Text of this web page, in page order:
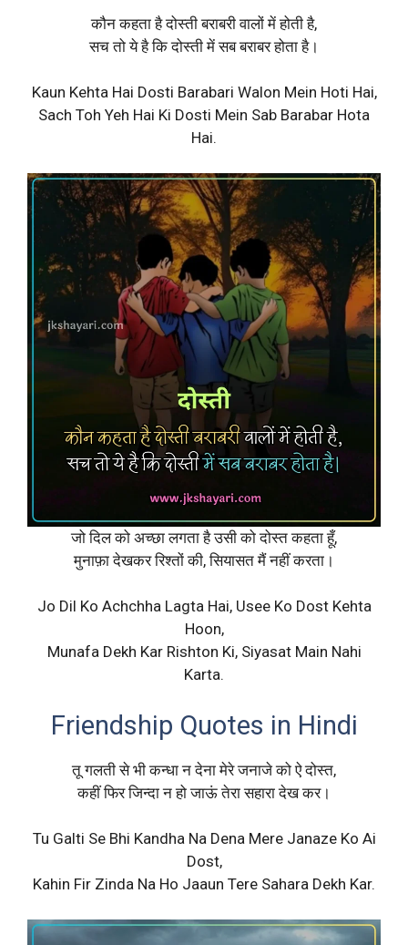
कौन कहता है दोस्ती बराबरी वालों में होती है,
सच तो ये है कि दोस्ती में सब बराबर होता है।
Kaun Kehta Hai Dosti Barabari Walon Mein Hoti Hai,
Sach Toh Yeh Hai Ki Dosti Mein Sab Barabar Hota
Hai.
जो दिल को अच्छा लगता है उसी को दोस्त कहता हूँ,
मुनाफ़ा देखकर रिश्तों की, सियासत मैं नहीं करता।
Jo Dil Ko Achchha Lagta Hai, Usee Ko Dost Kehta
Hoon,
Munafa Dekh Kar Rishton Ki, Siyasat Main Nahi
Karta.
Friendship Quotes in Hindi
तू गलती से भी कन्धा न देना मेरे जनाजे को ऐ दोस्त,
कहीं फिर जिन्दा न हो जाऊं तेरा सहारा देख कर।
Tu Galti Se Bhi Kandha Na Dena Mere Janaze Ko Ai
Dost,
Kahin Fir Zinda Na Ho Jaaun Tere Sahara Dekh Kar.